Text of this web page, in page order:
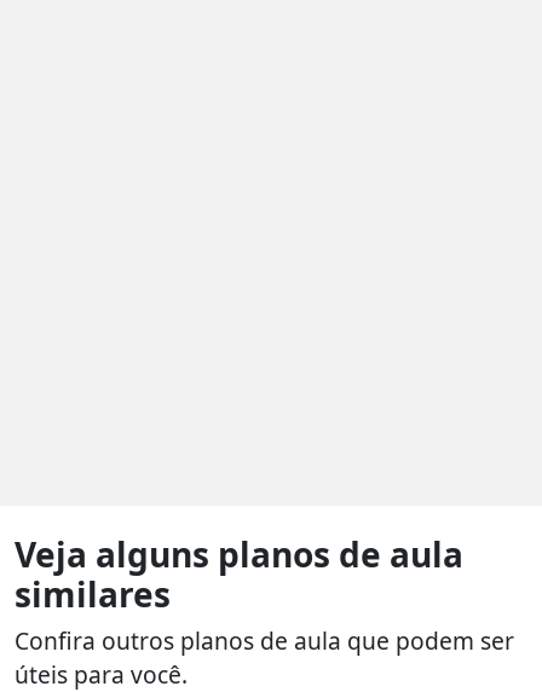
Veja alguns planos de aula
similares
Confira outros planos de aula que podem ser
úteis para você.